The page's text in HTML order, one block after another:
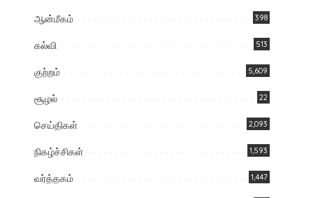
ஆன்மீகம் 398
கல்வி 513
குற்றம் 5,609
சூழல் 22
செய்திகள் 2,093
நிகழ்ச்சிகள் 1,593
வர்த்தகம் 1,447